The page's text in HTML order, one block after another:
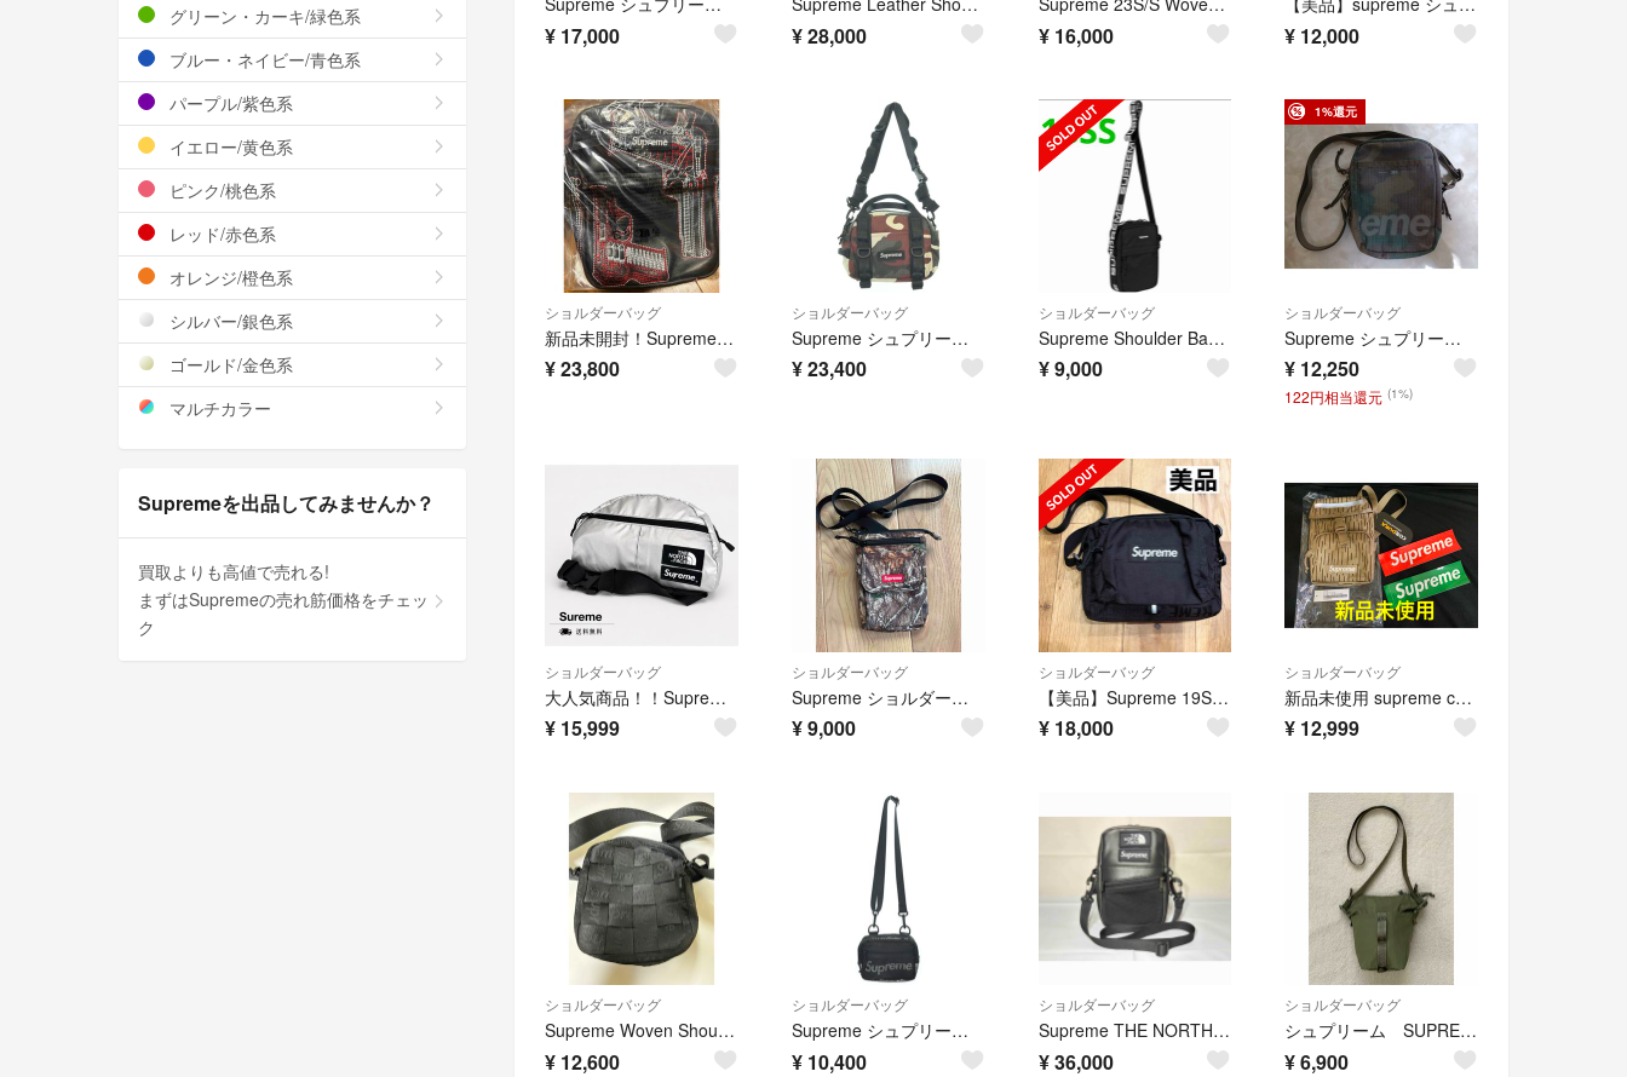
¥ 17,000 ¥28,000 ¥ 16,000 ¥ 12,000
ショルダーバッグ
新品未開封！Supreme シュプリーム Guns Embroidered Leather Bag
¥23,800
ショルダーバッグ
Supreme シュプリーム ショルダーバッグ 赤 【古着】【中古】【送料無料】
¥23,400
ショルダーバッグ
Supreme Shoulder Bag シュプリーム ショルダー バッグ 黒
¥9,000
1%還元
ショルダーバッグ
Supreme シュプリーム ショルダーバッグ 3M リフレクター カモフラ 送料無料
¥ 12,250
122円相当還元 (1%)
ショルダーバッグ
大人気商品！！Supreme × THE NORTH FACE ボディバッグ シルバー
¥ 15,999
ショルダーバッグ
Supreme ショルダーバッグ カモ
¥9,000
ショルダーバッグ
【美品】Supreme 19SS Shoulder Bag ブラック コーデュラ ショルダーバッグ ボックスロゴ
¥ 18,000
ショルダーバッグ
新品未使用 supreme camera bag カメラバッグ
¥ 12,999
ショルダーバッグ
Supreme Woven Shoulder Bag Black 美品
¥ 12,600
ショルダーバッグ
Supreme シュプリーム ショルダーバッグ 黒 【古着】【中古】【送料無料】
¥ 10,400
ショルダーバッグ
Supreme THE NORTH FACE レザーショルダーバッグ
¥36,000
ショルダーバッグ
シュプリーム SUPREME ネックポーチ ショルダーバッグ
¥6,900
グリーン・カーキ/緑色系
ブルー・ネイビー/青色系
パープル/紫色系
イエロー/黄色系
ピンク/桃色系
レッド/赤色系
オレンジ/橙色系
シルバー/銀色系
ゴールド/金色系
マルチカラー
Supremeを出品してみませんか？
買取よりも高値で売れる!
まずはSupremeの売れ筋価格をチェッ
ク